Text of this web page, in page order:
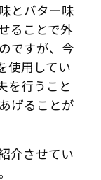
とバター味
ることで外
ですが、今
使用してい
を行うこと
げることが
介させてい